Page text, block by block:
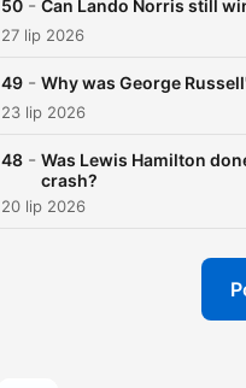
50 Can Lando Norris still
27 lip 2026
49 - Why was George
23 lip 2026
48 - Was Lewis Hamilton
crash?
20 lip 2026